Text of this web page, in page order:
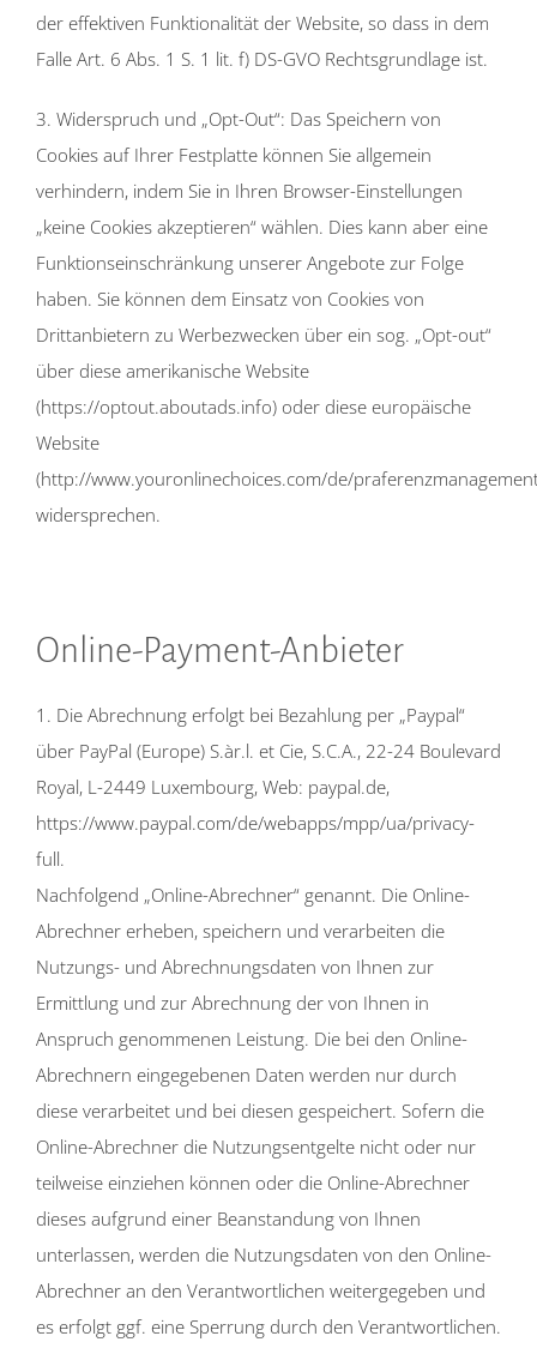
der effektiven Funktionalität der Website, so dass in dem
Falle Art. 6 Abs. 1 S. 1 lit. f) DS-GVO Rechtsgrundlage ist.
3. Widerspruch und „Opt-Out“: Das Speichern von
Cookies auf Ihrer Festplatte können Sie allgemein
verhindern, indem Sie in Ihren Browser-Einstellungen
„keine Cookies akzeptieren“ wählen. Dies kann aber eine
Funktionseinschränkung unserer Angebote zur Folge
haben. Sie können dem Einsatz von Cookies von
Drittanbietern zu Werbezwecken über ein sog. „Opt-out“
über diese amerikanische Website
(https://optout.aboutads.info) oder diese europäische
Website
(http://www.youronlinechoices.com/de/
widersprechen.
Online-Payment-Anbieter
1. Die Abrechnung erfolgt bei Bezahlung per „Paypal“
über PayPal (Europe) S.àr.l. et Cie, S.C.A., 22-24 Boulevard
Royal, L-2449 Luxembourg, Web: paypal.de,
https://www.paypal.com/de/webapps/mpp/ua/privacy-
full.
Nachfolgend „Online-Abrechner“ genannt. Die Online-
Abrechner erheben, speichern und verarbeiten die
Nutzungs- und Abrechnungsdaten von Ihnen zur
Ermittlung und zur Abrechnung der von Ihnen in
Anspruch genommenen Leistung. Die bei den Online-
Abrechnern eingegebenen Daten werden nur durch
diese verarbeitet und bei diesen gespeichert. Sofern die
Online-Abrechner die Nutzungsentgelte nicht oder nur
teilweise einziehen können oder die Online-Abrechner
dieses aufgrund einer Beanstandung von Ihnen
unterlassen, werden die Nutzungsdaten von den Online-
Abrechner an den Verantwortlichen weitergegeben und
es erfolgt ggf. eine Sperrung durch den Verantwortlichen.